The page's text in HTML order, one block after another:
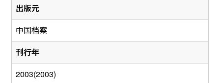
出版元
中国档案
刊行年
2003(2003)